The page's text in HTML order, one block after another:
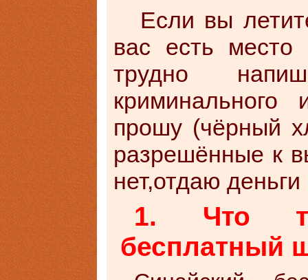
Если вы
вас есть
трудно
прошу (чёрный
разрешённые к
нет,отдаю деньги
1. Что
бесплатный